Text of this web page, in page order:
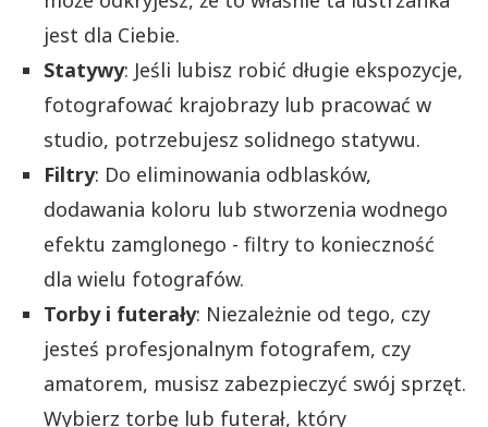
jest dla Ciebie.
Statywy: Jeśli lubisz robić długie ekspozycje,
fotografować krajobrazy lub pracować w
studio, potrzebujesz solidnego statywu.
Filtry: Do eliminowania odblasków,
dodawania koloru lub stworzenia wodnego
efektu zamglonego - filtry to konieczność
dla wielu fotografów.
Torby i futerały: Niezależnie od tego, czy
jesteś profesjonalnym fotografem, czy
amatorem, musisz zabezpieczyć swój sprzęt.
Wybierz torbę lub futerał, który